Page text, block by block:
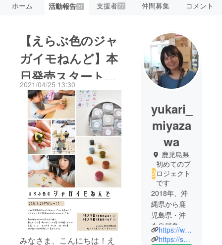
ホーム 活動報告21 支援者77 仲間募集 コメント
【えらぶ色のジャ
ガイモねんど】本
日発売スタートで
す！
2021/04/25 13:30
みなさま、こんにちは！え
yukari_
miyaza
wa
鹿児島県
初めてのプ
ロジェクト
です
2018年、沖
縄県から鹿
児島県・沖
永良部島に
移り住む。
https://www.facebook.com/yukari.miyazawa.92/
https://shimayadori.com/